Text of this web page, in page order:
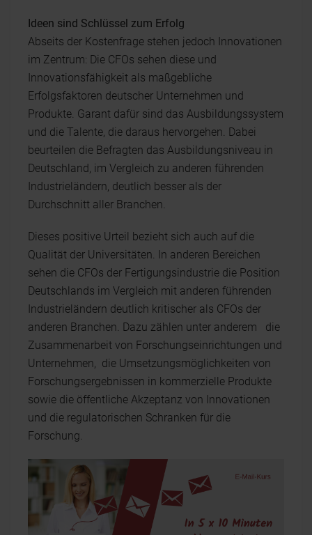
Ideen sind Schlüssel zum Erfolg
Abseits der Kostenfrage stehen jedoch Innovationen
im Zentrum: Die CFOs sehen diese und
Innovationsfähigkeit als maßgebliche
Erfolgsfaktoren deutscher Unternehmen und
Produkte. Garant dafür sind das Ausbildungssystem
und die Talente, die daraus hervorgehen. Dabei
beurteilen die Befragten das Ausbildungsniveau in
Deutschland, im Vergleich zu anderen führenden
Industrieländern, deutlich besser als der
Durchschnitt aller Branchen.
Dieses positive Urteil bezieht sich auch auf die
Qualität der Universitäten. In anderen Bereichen
sehen die CFOs der Fertigungsindustrie die Position
Deutschlands im Vergleich mit anderen führenden
Industrieländern deutlich kritischer als CFOs der
anderen Branchen. Dazu zählen unter anderem die
Zusammenarbeit von Forschungseinrichtungen und
Unternehmen, die Umsetzungsmöglichkeiten von
Forschungsergebnissen in kommerzielle Produkte
sowie die öffentliche Akzeptanz von Innovationen
und die regulatorischen Schranken für die
Forschung.